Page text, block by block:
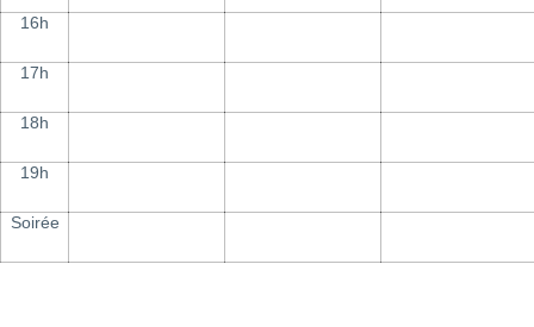
16h
17h
18h
19h
Soirée